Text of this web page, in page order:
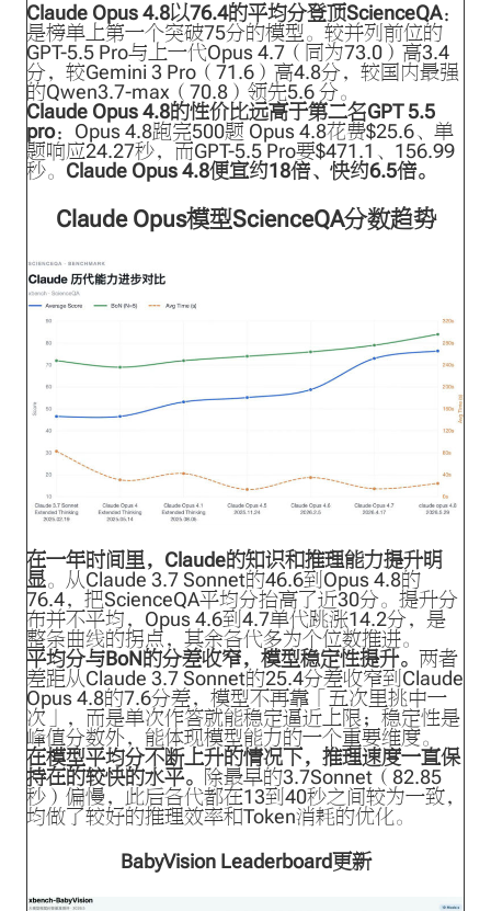
Claude Opus 4.8以76.4的平均分登顶ScienceQA：
是榜单上第一个突破75分的模型。较并列前位的
GPT-5.5 Pro与上一代Opus 4.7（同为73.0）高3.4
分，较Gemini 3 Pro（71.6）高4.8分，较国内最强
的Qwen3.7-max（70.8）领先5.6 分。
Claude Opus 4.8的性价比远高于第二名GPT 5.5
pro：Opus 4.8跑完500题 Opus 4.8花费$25.6、单
题响应24.27秒，而GPT-5.5 Pro要$471.1、156.99
秒。 Claude Opus 4.8便宜约18倍、快约6.5倍。
Claude Opus模型ScienceQA分数趋势
在一年时间里，Claude的知识和推理能力提升明
显。从Claude 3.7 Sonnet的46.6到Opus 4.8的
76.4，把ScienceQA平均分抬高了近30分。提升分
布并不平均，Opus 4.6到4.7单代跳涨14.2分，是
整条曲线的拐点，其余各代多为个位数推进。
平均分与BoN的分差收窄，模型稳定性提升。 两者
差距从Claude 3.7 Sonnet的25.4分差收窄到Claude
Opus 4.8的7.6分差，模型不再靠「五次里挑中一
次」，而是单次作答就能稳定逼近上限；稳定性是
峰值分数外，能体现模型能力的一个重要维度。
在模型平均分不断上升的情况下，推理速度一直保
持在的较快的水平。 除最早的3.7Sonnet（82.85
秒）偏慢，此后各代都在13到40秒之间较为一致，
均做了较好的推理效率和Token消耗的优化。
BabyVision Leaderboard更新